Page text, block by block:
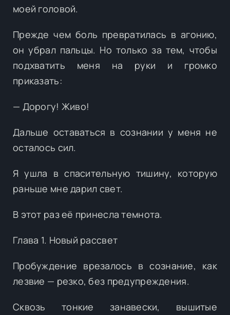
моей головой.
Прежде чем боль превратилась в агонию,
он убрал пальцы. Но только за тем, чтобы
подхватить меня на руки и громко
приказать:
— Дорогу! Живо!
Дальше оставаться в сознании у меня не
осталось сил.
Я ушла в спасительную тишину, которую
раньше мне дарил свет.
В этот раз её принесла темнота.
Глава 1. Новый рассвет
Пробуждение врезалось в сознание, как
лезвие — резко, без предупреждения.
Сквозь тонкие занавески, вышитые